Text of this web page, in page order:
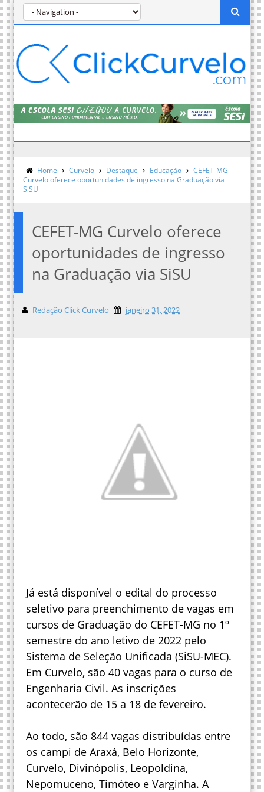
Home Curvelo Destaque Educação
CEFET-MG
Curvelo oferece oportunidades de ingresso na Graduação via
SiSU
CEFET-MG Curvelo oferece
oportunidades de ingresso
na Graduação via SiSU
Redação Click Curvelo janeiro 31, 2022
Já está disponível o edital do processo
seletivo para preenchimento de vagas em
cursos de Graduação do CEFET-MG no 1º
semestre do ano letivo de 2022 pelo
Sistema de Seleção Unificada (SiSU-MEC).
Em Curvelo, são 40 vagas para o curso de
Engenharia Civil. As inscrições
acontecerão de 15 a 18 de fevereiro.
Ao todo, são 844 vagas distribuídas entre
os campi de Araxá, Belo Horizonte,
Curvelo, Divinópolis, Leopoldina,
Nepomuceno, Timóteo e Varginha. A